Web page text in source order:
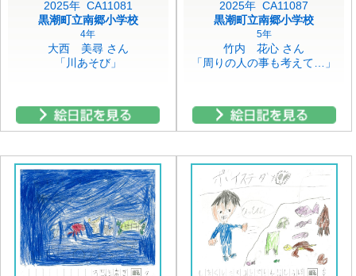
2025年 CA11081
黒潮町立南郷小学校
4年
大西 美尋 さん
「川あそび」
2025年 CA11087
黒潮町立南郷小学校
5年
竹内 花心 さん
「周りの人の事も考えて…」